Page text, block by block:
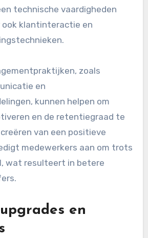
technische vaardigheden
klantinteractie en
zoals
en
kunnen helpen om
en de retentiegraad te
van een positieve
medewerkers aan om trots
wat resulteert in betere
en